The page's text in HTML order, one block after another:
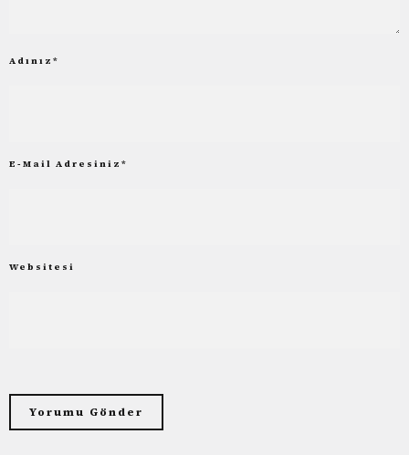
Adınız *
E-Mail Adresiniz *
Websitesi